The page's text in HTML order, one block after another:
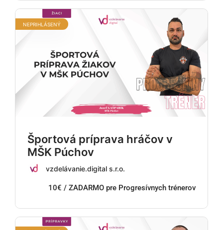
NEPRIHLÁSENÝ
Športová príprava hráčov v
MŠK Púchov
vzdelávanie.digital s.r.o.
10€ / ZADARMO pre Progresívnych trénerov